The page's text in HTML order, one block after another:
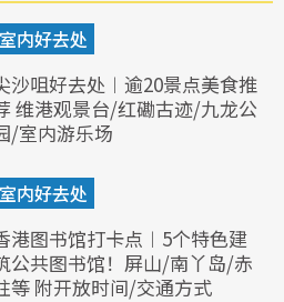
室内好去处
沙咀好去处︱逾20景点美食推
维港观景台/红磡古迹/九龙公
/室内游乐场
室内好去处
港图书馆打卡点︱5个特色建
公共图书馆！屏山/南丫岛/赤
等 附开放时间/交通方式